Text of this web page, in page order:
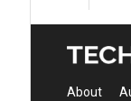
About